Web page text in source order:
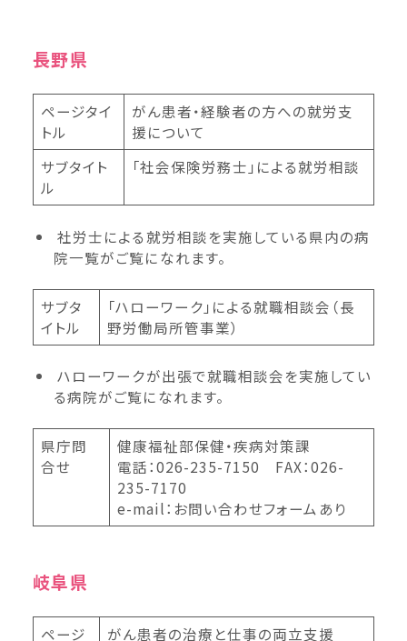
長野県
ページタイ
トル
がん患者・経験者の方への就労支
援について
サブタイト
ル
「社会保険労務士」による就労相談
社労士による就労相談を実施している県内の病
院一覧がご覧になれます。
サブタ
イトル
「ハローワーク」による就職相談会（長
野労働局所管事業）
ハローワークが出張で就職相談会を実施してい
る病院がご覧になれます。
県庁問
合せ
健康福祉部保健・疾病対策課
電話：026-235-7150 FAX：026-
235-7170
e-mail：お問い合わせフォームあり
岐阜県
ページ がん患者の治療と仕事の両立支援